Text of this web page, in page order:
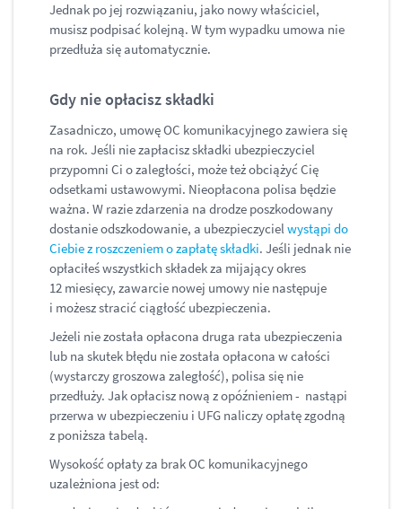
Jednak po jej rozwiązaniu, jako nowy właściciel,
musisz podpisać kolejną. W tym wypadku umowa nie
przedłuża się automatycznie.
Gdy nie opłacisz składki
Zasadniczo, umowę OC komunikacyjnego zawiera się
na rok. Jeśli nie zapłacisz składki ubezpieczyciel
przypomni Ci o zaległości, może też obciążyć Cię
odsetkami ustawowymi. Nieopłacona polisa będzie
ważna. W razie zdarzenia na drodze poszkodowany
dostanie odszkodowanie, a ubezpieczycielwystąpi do
Ciebie z roszczeniem o zapłatę składki. Jeśli jednak nie
opłaciłeś wszystkich składek za mijający okres
12 miesięcy, zawarcie nowej umowy nie następuje
i możesz stracić ciągłość ubezpieczenia.
Jeżeli nie została opłacona druga rata ubezpieczenia
lub na skutek błędu nie została opłacona w całości
(wystarczy groszowa zaległość), polisa się nie
przedłuży. Jak opłacisz nową z opóźnieniem - nastąpi
przerwa w ubezpieczeniu i UFG naliczy opłatę zgodną
z poniższa tabelą.
Wysokość opłaty za brak OC komunikacyjnego
uzależniona jest od: